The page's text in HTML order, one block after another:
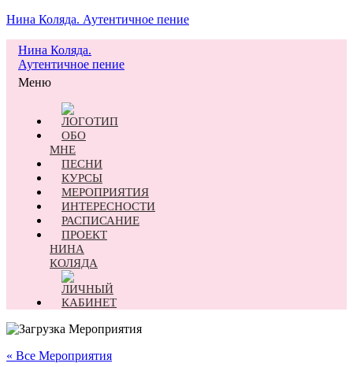
Нина Коляда. Аутентичное пение
Нина Коляда.
Аутентичное пение
Меню
ОБО
МНЕ
ПЕСНИ
КУРСЫ
МЕРОПРИЯТИЯ
ИНТЕРЕСНОСТИ
РАСПИСАНИЕ
ПРОЕКТ
НИНА
КОЛЯДА
« Все Мероприятия